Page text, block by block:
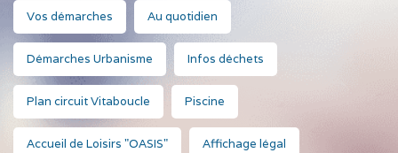
Vos démarches Au quotidien
Démarches Urbanisme Infos déchets
Plan circuit Vitaboucle Piscine
Accueil de Loisirs "OASIS" Affichage légal